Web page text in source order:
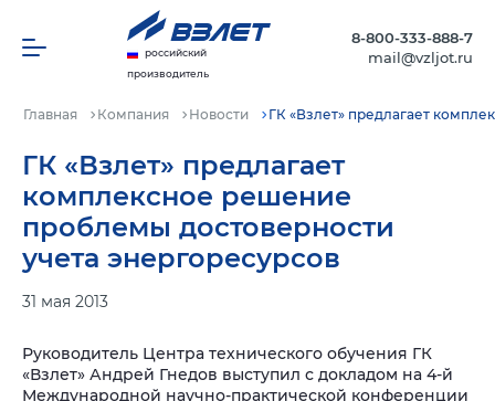
российский
производитель
8-800-333-888-7
mail@vzljot.ru
Главная Компания Новости ГК «Взлет» предлагает
ГК «Взлет» предлагает
комплексное решение
проблемы достоверности
учета энергоресурсов
31 мая 2013
Руководитель Центра технического обучения ГК
«Взлет» Андрей Гнедов выступил с докладом на 4-й
Международной научно-практической конференции